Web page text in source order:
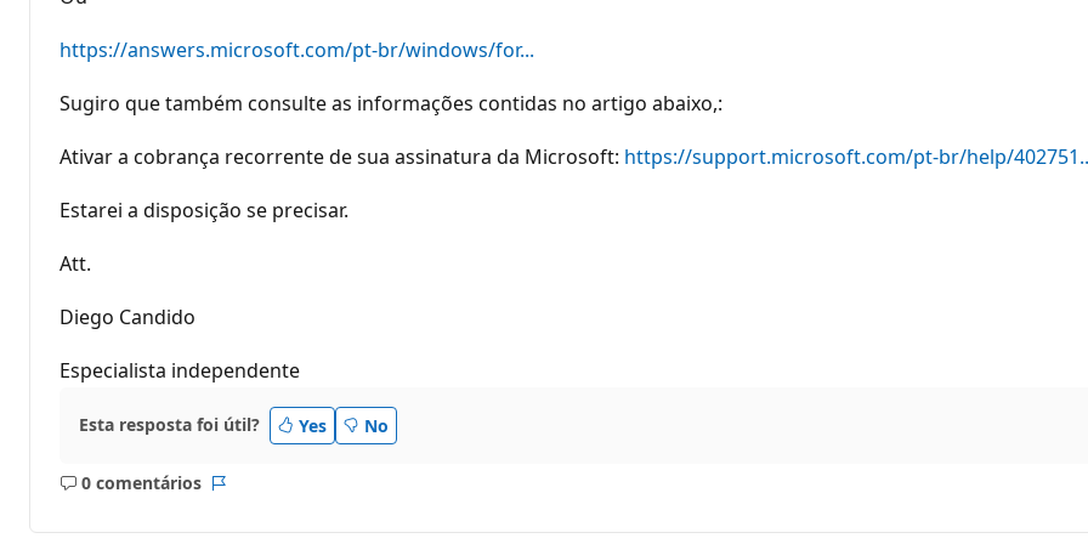
https://answers.microsoft.com/pt-br/windows/for...
Sugiro que também consulte as informações contidas no artigo abaixo,:
Ativar a cobrança recorrente de sua assinatura da Microsoft: https://support.microsoft.com/pt-br/help/
Estarei a disposição se precisar.
Att.
Diego Candido
Especialista independente
Esta resposta foi útil? Yes No
0 comentários
Sem